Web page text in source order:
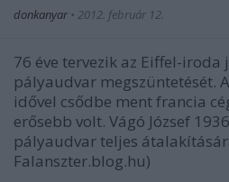
donkanyar • 2012. február 12.
76 éve tervezik az Eiffel-iroda
pályaudvar megszüntetését.
idővel csődbe ment francia
erősebb volt. Vágó József
pályaudvar teljes
Falanszter.blog.hu)